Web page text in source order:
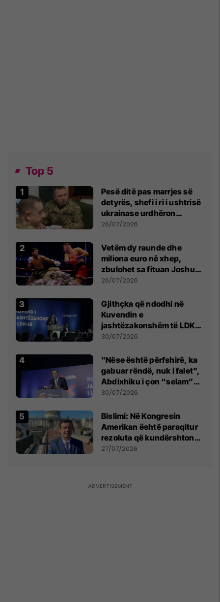
Top 5
Pesë ditë pas marrjes së
detyrës, shefi i ri i ushtrisë
ukrainase urdhëron
kontroll të madh
26/07/2026
Vetëm dy raunde dhe
miliona euro në xhep,
zbulohet sa fituan Joshua
e Prenga
26/07/2026
Gjithçka që ndodhi në
Kuvendin e
jashtëzakonshëm të LDK-
së
30/07/2026
"Nëse është përfshirë, ka
gabuar rëndë, nuk i falet",
Abdixhiku i çon “selam”
Përparim Ramës
30/07/2026
Bislimi: Në Kongresin
Amerikan është paraqitur
rezoluta që kundërshton
mbajtjen e Asamblesë
27/07/2026